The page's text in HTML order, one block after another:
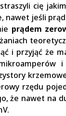
cię
nawet jeśli
prądem
i przyjąć że
rzędu
że nawet na